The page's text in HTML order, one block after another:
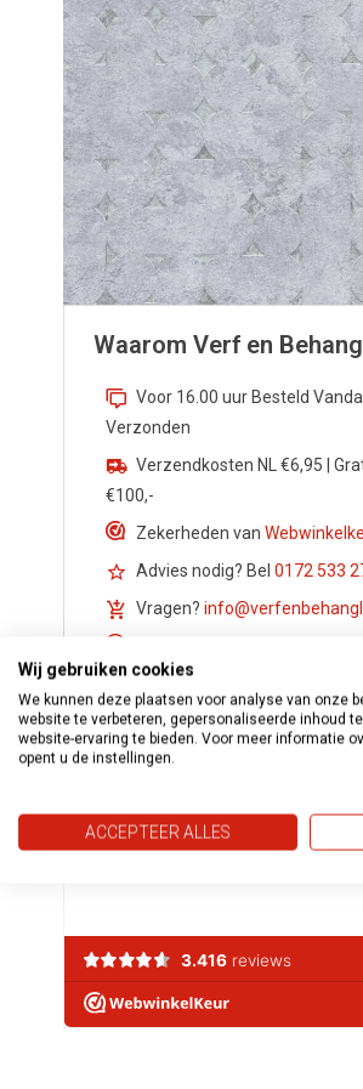
Waarom Verf en
Voor 16.00 uur Besteld
Verzonden
Verzendkosten NL €6,95 |
€100,-
Zekerheden van
Advies nodig? Bel 0172 533
Vragen?
Wij gebruiken cookies
We kunnen deze plaatsen voor analyse van onze
website te verbeteren, gepersonaliseerde inhoud
website-ervaring te bieden. Voor meer informatie
opent u de instellingen.
ACCEPTEER ALLES